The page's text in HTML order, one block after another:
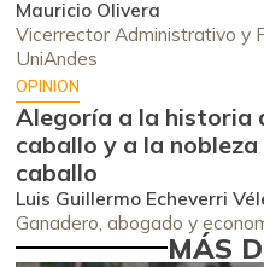
Mauricio Olivera
Vicerrector Administrativo y
UniAndes
OPINION
Alegoría a la historia
caballo y a la nobleza
caballo
Luis Guillermo Echeverri
Ganadero, abogado y
MÁS